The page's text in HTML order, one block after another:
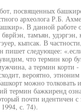
посвященных
археолога Р.Б.
В данной работе
тамъян, удэргэн,
кыпсак. В
пишет следующее:
что термин кор
а термин корти -
вероятно,
можно толковать
термин бажкиренд
почти идентичен
с. 74).